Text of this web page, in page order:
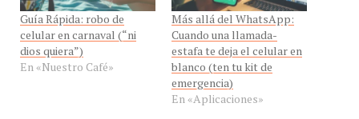
Guía Rápida: robo de
celular en carnaval (“ni
dios quiera”)
En «Nuestro Café»
Más allá del WhatsApp:
Cuando una llamada-
estafa te deja el celular en
blanco (ten tu kit de
emergencia)
En «Aplicaciones»